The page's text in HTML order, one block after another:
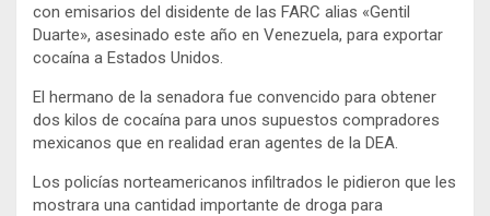
con emisarios del disidente de las FARC alias «Gentil
Duarte», asesinado este año en Venezuela, para exportar
cocaína a Estados Unidos.
El hermano de la senadora fue convencido para obtener
dos kilos de cocaína para unos supuestos compradores
mexicanos que en realidad eran agentes de la DEA.
Los policías norteamericanos infiltrados le pidieron que les
mostrara una cantidad importante de droga para